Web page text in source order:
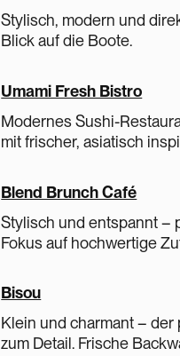
Stylisch, modern und
Blick auf die Boote.
Umami Fresh Bistro
Modernes Sushi-
mit frischer, asiatisch
Blend Brunch Café
Stylisch und entspannt –
Fokus auf hochwertige
Bisou
Klein und charmant –
zum Detail. Frische